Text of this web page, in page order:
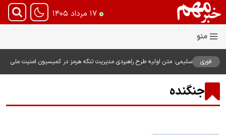
۱۷ مرداد ۱۴۰۵
فوری
سلیمی: متن اولیه طرح راهبردی مدیریت تنگه هرمز در کمیسیون امنیت ملی
جنگنده